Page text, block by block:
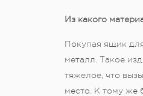
Из какого
Покупая ящик
металл. Такое
тяжелое, что
место. К тому же